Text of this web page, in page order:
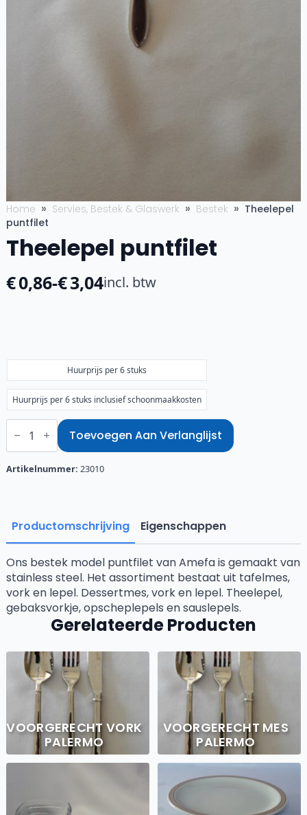
Home Servies, Bestek & Glaswerk Bestek
Theelepel
puntfilet
Theelepel puntfilet
€0,86-€3,04
Prijsklasse:incl. btw
Huurprijs per 6 stuks
Huurprijs per 6 stuks inclusief schoonmaakkosten
Theelepel
puntfilet Toevoegen Aan Verlanglijst
Artikelnummer: 23010
Productomschrijving Eigenschappen
Ons bestek model puntfilet van Amefa is gemaakt van
stainless steel. Het assortiment bestaat uit tafelmes,
vork en lepel. Dessertmes, vork en lepel. Theelepel,
gebaksvorkje, opscheplepels en sauslepels.
Gerelateerde Producten
VOORGERECHT VORK
PALERMO
VOORGERECHT MES
PALERMO